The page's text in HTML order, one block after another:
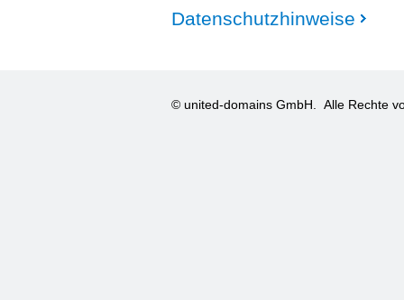
Datenschutzhinweise
© united-domains GmbH. Alle Rechte